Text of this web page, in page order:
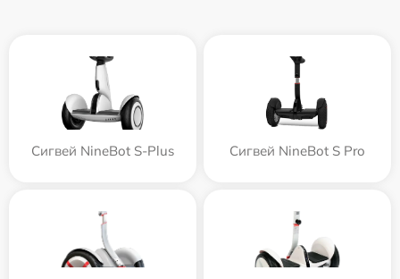
Сигвей NineBot S-Plus Сигвей NineBot S Pro